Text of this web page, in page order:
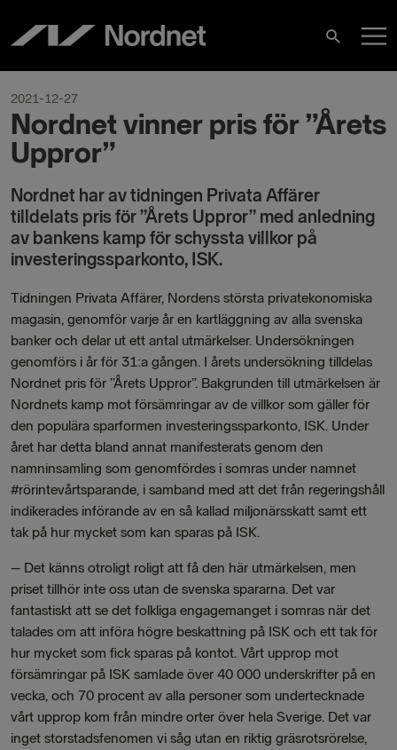
content
Search
2021-12-27
Nordnet vinner pris för ”Årets
Uppror”
Nordnet har av tidningen Privata Affärer
tilldelats pris för ”Årets Uppror” med anledning
av bankens kamp för schyssta villkor på
investeringssparkonto, ISK.
Tidningen Privata Affärer, Nordens största privatekonomiska
magasin, genomför varje år en kartläggning av alla svenska
banker och delar ut ett antal utmärkelser. Undersökningen
genomförs i år för 31:a gången. I årets undersökning tilldelas
Nordnet pris för ”Årets Uppror”. Bakgrunden till utmärkelsen är
Nordnets kamp mot försämringar av de villkor som gäller för
den populära sparformen investeringssparkonto, ISK. Under
året har detta bland annat manifesterats genom den
namninsamling som genomfördes i somras under namnet
#rörintevårtsparande, i samband med att det från regeringshåll
indikerades införande av en så kallad miljonärsskatt samt ett
tak på hur mycket som kan sparas på ISK.
– Det känns otroligt roligt att få den här utmärkelsen, men
priset tillhör inte oss utan de svenska spararna. Det var
fantastiskt att se det folkliga engagemanget i somras när det
talades om att införa högre beskattning på ISK och ett tak för
hur mycket som fick sparas på kontot. Vårt upprop mot
försämringar på ISK samlade över 40 000 underskrifter på en
vecka, och 70 procent av alla personer som undertecknade
vårt upprop kom från mindre orter över hela Sverige. Det var
inget storstadsfenomen vi såg utan en riktig gräsrotsrörelse,